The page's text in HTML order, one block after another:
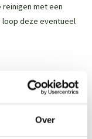
Over
reinigen met een
loop deze eventueel
raken.